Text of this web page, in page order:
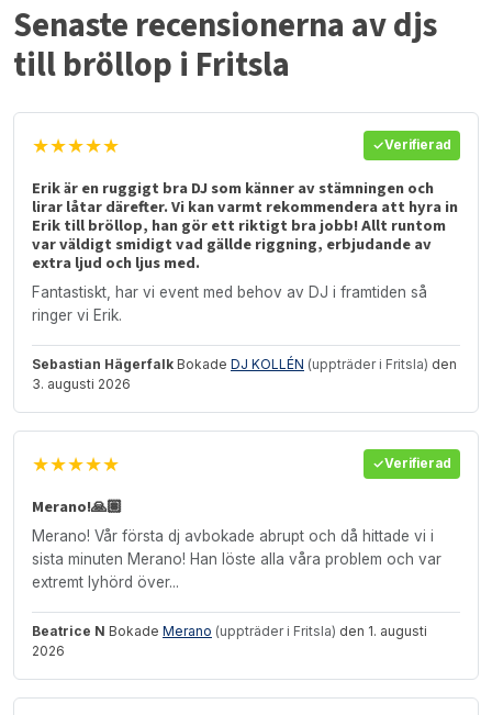
Senaste recensionerna av djs
till bröllop i Fritsla
★★★★★ Verifierad
Erik är en ruggigt bra DJ som känner av stämningen och
lirar låtar därefter. Vi kan varmt rekommendera att hyra in
Erik till bröllop, han gör ett riktigt bra jobb! Allt runtom
var väldigt smidigt vad gällde riggning, erbjudande av
extra ljud och ljus med.
Fantastiskt, har vi event med behov av DJ i framtiden så
ringer vi Erik.
Sebastian Hägerfalk Bokade DJ KOLLÉN (uppträder i Fritsla) den
3. augusti 2026
★★★★★ Verifierad
Merano!🙏🏽
Merano! Vår första dj avbokade abrupt och då hittade vi i
sista minuten Merano! Han löste alla våra problem och var
extremt lyhörd över...
Beatrice N Bokade Merano (uppträder i Fritsla) den 1. augusti
2026